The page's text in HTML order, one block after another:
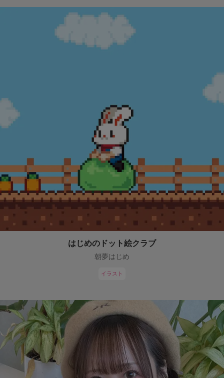
はじめのドット絵クラブ
朝夢はじめ
イラスト